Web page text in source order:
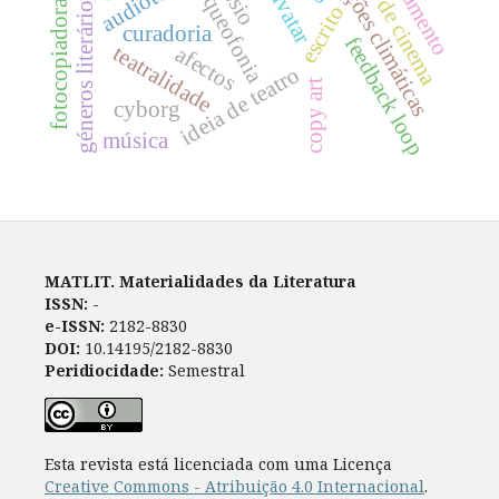
escrito
arqueofonia
curadoria
ideia de teatro
teatralidade
avatar
cyborg
fotocopiadora copy art feedback loop
afectos
música
MATLIT. Materialidades da Literatura
ISSN: -
e-ISSN: 2182-8830
DOI: 10.14195/2182-8830
Peridiocidade: Semestral
Esta revista está licenciada com uma Licença
Creative Commons - Atribuição 4.0 Internacional.